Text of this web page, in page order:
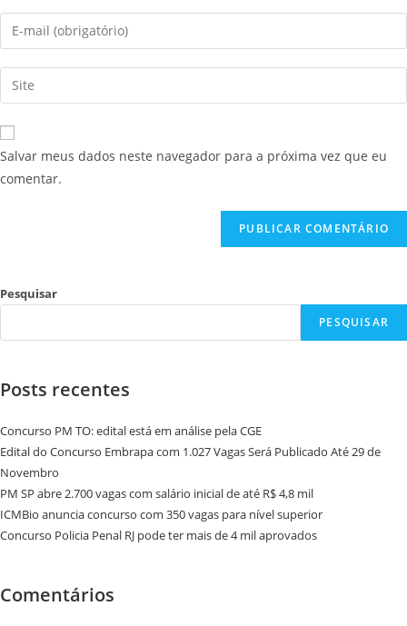
Salvar meus dados neste navegador para a próxima vez que eu
comentar.
Pesquisar
PESQUISAR
Posts recentes
Concurso PM TO: edital está em análise pela CGE
Edital do Concurso Embrapa com 1.027 Vagas Será Publicado Até 29 de
Novembro
PM SP abre 2.700 vagas com salário inicial de até R$ 4,8 mil
ICMBio anuncia concurso com 350 vagas para nível superior
Concurso Policia Penal RJ pode ter mais de 4 mil aprovados
Comentários